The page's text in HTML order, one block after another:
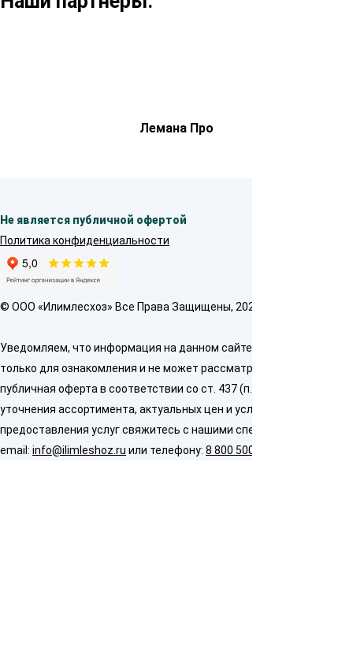
Лемана Про
Не является публичной офертой
Политика конфиденциальности
© OOO «Илимлесхоз» Все Права Защищены, 2026
Уведомляем, что информация на данном сайте предназначена
только для ознакомления и не может рассматриваться как
публичная оферта в соответствии со ст. 437 (п. 2) ГК РФ. Для
уточнения ассортимента, актуальных цен и условий
предоставления услуг свяжитесь с нашими специалистами по
email: info@ilimleshoz.ru или телефону: 8 800 500 5437